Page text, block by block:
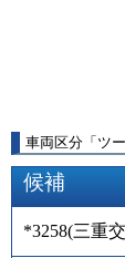
車両区分 「 ツ
候補
*3258(三重